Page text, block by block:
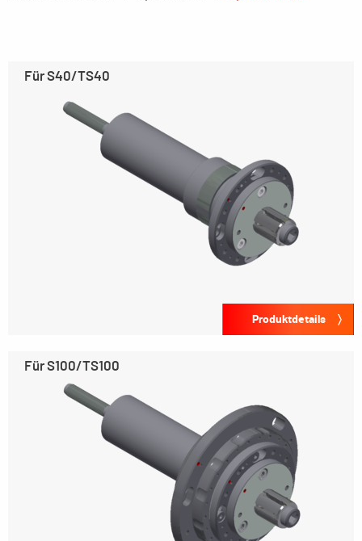
Für S40/TS40
Produktdetails
Für S100/TS100